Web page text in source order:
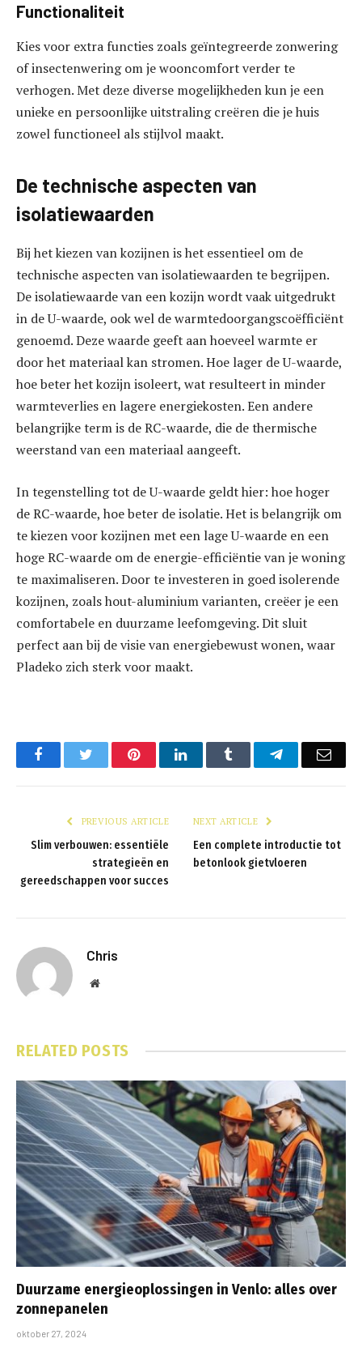
Functionaliteit
Kies voor extra functies zoals geïntegreerde zonwering
of insectenwering om je wooncomfort verder te
verhogen. Met deze diverse mogelijkheden kun je een
unieke en persoonlijke uitstraling creëren die je huis
zowel functioneel als stijlvol maakt.
De technische aspecten van
isolatiewaarden
Bij het kiezen van kozijnen is het essentieel om de
technische aspecten van isolatiewaarden te begrijpen.
De isolatiewaarde van een kozijn wordt vaak uitgedrukt
in de U-waarde, ook wel de warmtedoorgangscoëfficiënt
genoemd. Deze waarde geeft aan hoeveel warmte er
door het materiaal kan stromen. Hoe lager de U-waarde,
hoe beter het kozijn isoleert, wat resulteert in minder
warmteverlies en lagere energiekosten. Een andere
belangrijke term is de RC-waarde, die de thermische
weerstand van een materiaal aangeeft.
In tegenstelling tot de U-waarde geldt hier: hoe hoger
de RC-waarde, hoe beter de isolatie. Het is belangrijk om
te kiezen voor kozijnen met een lage U-waarde en een
hoge RC-waarde om de energie-efficiëntie van je woning
te maximaliseren. Door te investeren in goed isolerende
kozijnen, zoals hout-aluminium varianten, creëer je een
comfortabele en duurzame leefomgeving. Dit sluit
perfect aan bij de visie van energiebewust wonen, waar
Pladeko zich sterk voor maakt.
FacebookTwitter PinterestLinkedIn Tumblr Telegram
PREVIOUS ARTICLE
Slim verbouwen: essentiële
strategieën en
gereedschappen voor succes
NEXT ARTICLE
Een complete introductie tot
betonlook gietvloeren
Chris
Website
RELATED POSTS
Duurzame energieoplossingen in Venlo: alles over
zonnepanelen
oktober 27, 2024